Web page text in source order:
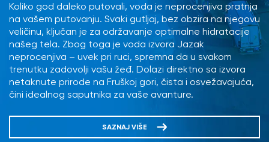
Koliko god daleko putovali, voda je neprocenjiva pratnja
na vašem putovanju. Svaki gutljaj, bez obzira na njegovu
veličinu, ključan je za održavanje optimalne hidratacije
našeg tela. Zbog toga je voda izvora Jazak
neprocenjiva – uvek pri ruci, spremna da u svakom
trenutku zadovolji vašu žeđ. Dolazi direktno sa izvora
netaknute prirode na Fruškoj gori, čista i osvežavajuća,
čini idealnog saputnika za vaše avanture.
SAZNAJ VIŠE